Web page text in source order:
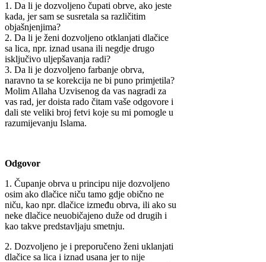
1. Da li je dozvoljeno čupati obrve, ako jeste
kada, jer sam se susretala sa različitim
objašnjenjima?
2. Da li je ženi dozvoljeno otklanjati dlačice
sa lica, npr. iznad usana ili negdje drugo
isključivo uljepšavanja radi?
3. Da li je dozvoljeno farbanje obrva,
naravno ta se korekcija ne bi puno primjetila?
Molim Allaha Uzvisenog da vas nagradi za
vas rad, jer doista rado čitam vaše odgovore i
dali ste veliki broj fetvi koje su mi pomogle u
razumijevanju Islama.
Odgovor
1. Čupanje obrva u principu nije dozvoljeno
osim ako dlačice niču tamo gdje obično ne
niču, kao npr. dlačice između obrva, ili ako su
neke dlačice neuobičajeno duže od drugih i
kao takve predstavljaju smetnju.
2. Dozvoljeno je i preporučeno ženi uklanjati
dlačice sa lica i iznad usana jer to nije